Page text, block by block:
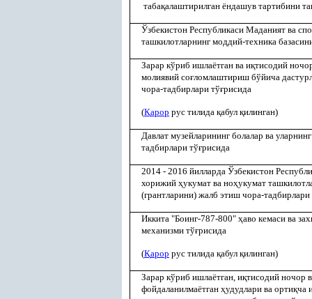
табақалаштирилган ёндашув тартибини
Ўзбекистон Республикаси Маданият ва
ташкилотларнинг моддий-техника
Зарар кўриб ишлаётган ва иқтисодий
молиявий соғломлаштириш бўйича
чора-тадбирлари тўғрисида
(Қарор рус тилида қабул қилинган)
Давлат музейларининг болалар ва
тадбирлари тўғрисида
2014 - 2016 йилларда Ўзбекистон
хорижий ҳукумат ва ноҳукумат
(грантларини) жалб этиш чора-тадбирлари
Иккита "Боинг-787-800" ҳаво кемаси ва
механизми тўғрисида
(Қарор рус тилида қабул қилинган)
Зарар кўриб ишлаётган, иқтисодий ночор
фойдаланилмаётган ҳудудлари ва ортиқча